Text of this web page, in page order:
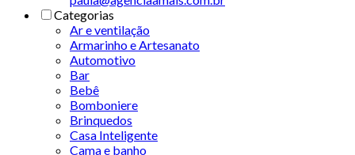
Categorias
Ar e ventilação
Armarinho e Artesanato
Automotivo
Bar
Bebê
Bomboniere
Brinquedos
Casa Inteligente
Cama e banho